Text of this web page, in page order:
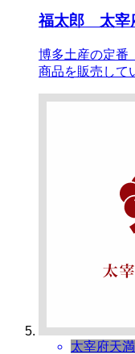
福太郎 太宰
博多土産の定番
商品を販売して
太宰府天